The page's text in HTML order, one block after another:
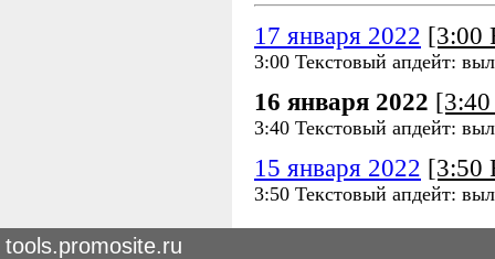
17 января 2022 [3:00
3:00 Текстовый апдейт:
16 января 2022
3:40 Текстовый апдейт:
15 января 2022 [3:50
3:50 Текстовый апдейт:
tools.promosite.ru